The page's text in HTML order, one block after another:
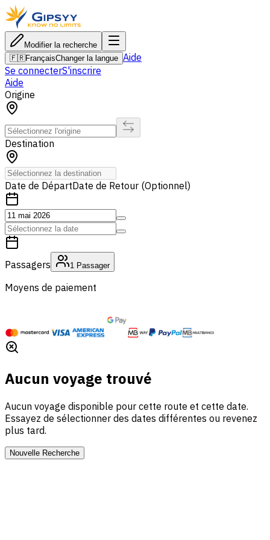
Modifier la recherche
🇫🇷FrançaisChanger la langue Aide
Se connecterS'inscrire
Aide
Origine
Destination
Date de DépartDate de Retour (Optionnel)
Passagers 1 Passager
Moyens de paiement
Aucun voyage trouvé
Aucun voyage disponible pour cette route et cette date.
Essayez de sélectionner des dates différentes ou revenez
plus tard.
Nouvelle Recherche